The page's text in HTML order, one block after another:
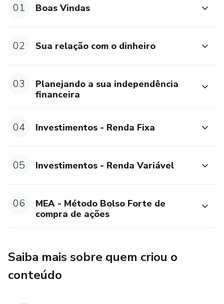
01 Boas Vindas
02 Sua relação com o dinheiro
03
Planejando a sua independência
financeira
04 Investimentos - Renda Fixa
05 Investimentos - Renda Variável
06
MEA - Método Bolso Forte de
compra de ações
Saiba mais sobre quem criou o
conteúdo